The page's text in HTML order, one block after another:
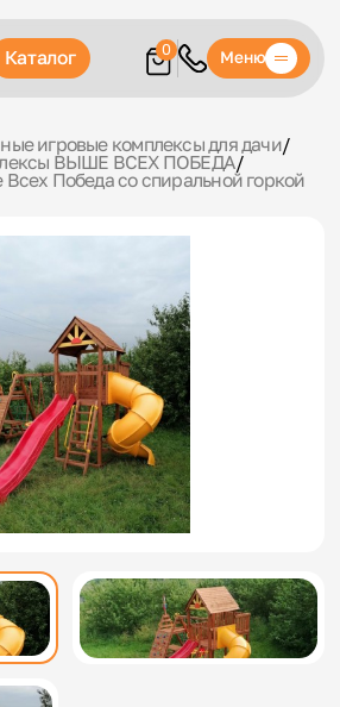
Каталог 0 Меню
игровые комплексы для дачи/
ВЫШЕ ВСЕХ ПОБЕДА/
Победа со спиральной горкой